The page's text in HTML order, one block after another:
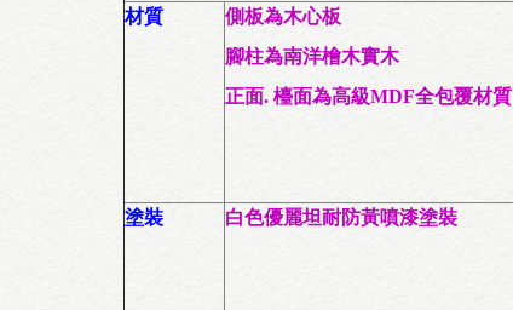
材質
側板為木心板
腳柱為南洋檜木實木
正面. 檯面為高級MDF全包覆材質
塗裝 白色優麗坦耐防黃噴漆塗裝